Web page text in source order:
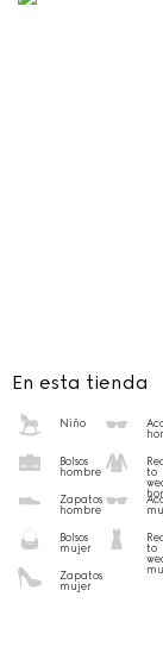
En esta tienda
Niño
Bolsos
hombre
to
Zapatos
hombre
Bolsos
mujer
to
Zapatos
mujer